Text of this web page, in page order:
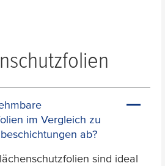
im Vergleich zu
ab?
sind ideal